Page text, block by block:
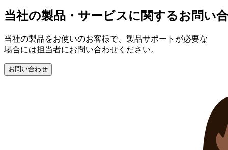
当社の製品・サービスに関するお問い
当社の製品をお使いのお客様で、製品サポートが必要な
場合には担当者にお問い合わせください。
お問い合わせ